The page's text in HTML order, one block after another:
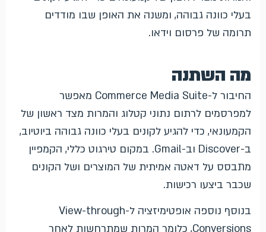
בעלי כוונה גבוהה, ומשנה את האופן שבו מודדים
תרומה של פרסום וידאו.
מה השתנה
החיבור ל-Commerce Media Suite מאפשר
למפרסמים לרתום נתוני קטלוג והמרות מצד ראשון של
הקמעונאי, כדי להגיע לקונים בעלי כוונה גבוהה ביוטיוב,
ב-Discover וב-Gmail. במקום טירגוט כללי, הקמפיין
מתבסס על דאטה אמיתית של המוצרים ושל הקונים
שכבר ביצעו רכישות.
בנוסף נוספה אופטימיזציה ל-View-through
Conversions, כלומר המרות שמתרחשות לאחר